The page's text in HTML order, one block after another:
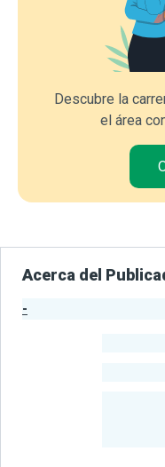
Descubre la
el área
Acerca del
-